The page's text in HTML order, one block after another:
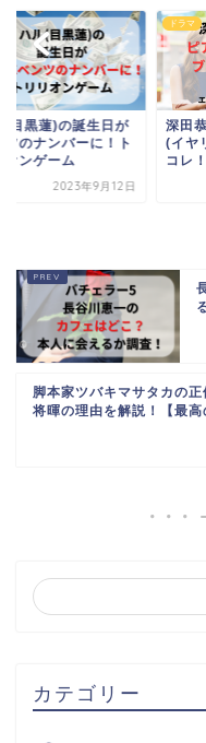
(目黒蓮)の誕生日が
ツのナンバーに！ト
オンゲーム
2023年9月12日
ドラマ
深田
(イヤ
コレ
脚本家ツバキマサタカの正
将暉の理由を解説！【最高
カテゴリー